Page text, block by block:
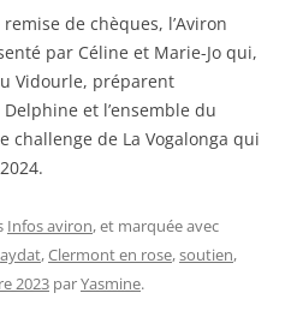
de chèques, l’Aviron
par Céline et Marie-Jo qui,
Vidourle, préparent
et l’ensemble du
challenge de La Vogalonga qui
Infos aviron, et marquée avec
aydat,Clermont en rose,soutien,
2023 parYasmine.